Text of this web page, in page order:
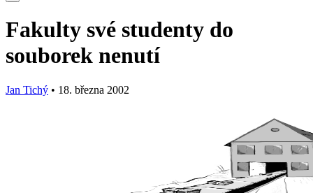
Fakulty své studenty do
souborek nenutí
Jan Tichý • 18. března 2002